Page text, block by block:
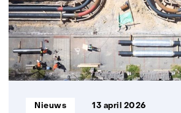
netcongestie
Informatietype:
Nieuws 13 april 2026